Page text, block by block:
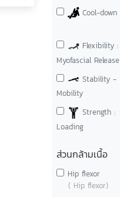
Cool-down
Flexibility :
Myofascial Release
Stability -
Mobility
Strength :
Loading
ส่วนกล้ามเนื้อ
Hip flexor
( Hip flexor)